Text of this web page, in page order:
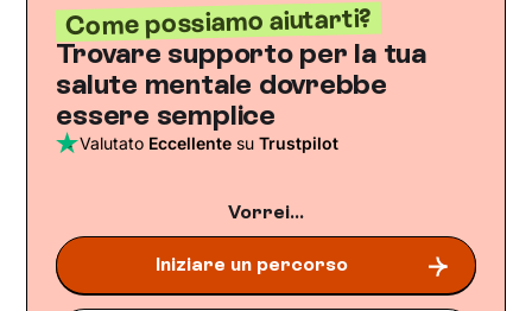
Come possiamo aiutarti?
Trovare supporto per la tua
salute mentale dovrebbe
essere semplice
Valutato Eccellente suTrustpilot
Vorrei...
Iniziare un percorso